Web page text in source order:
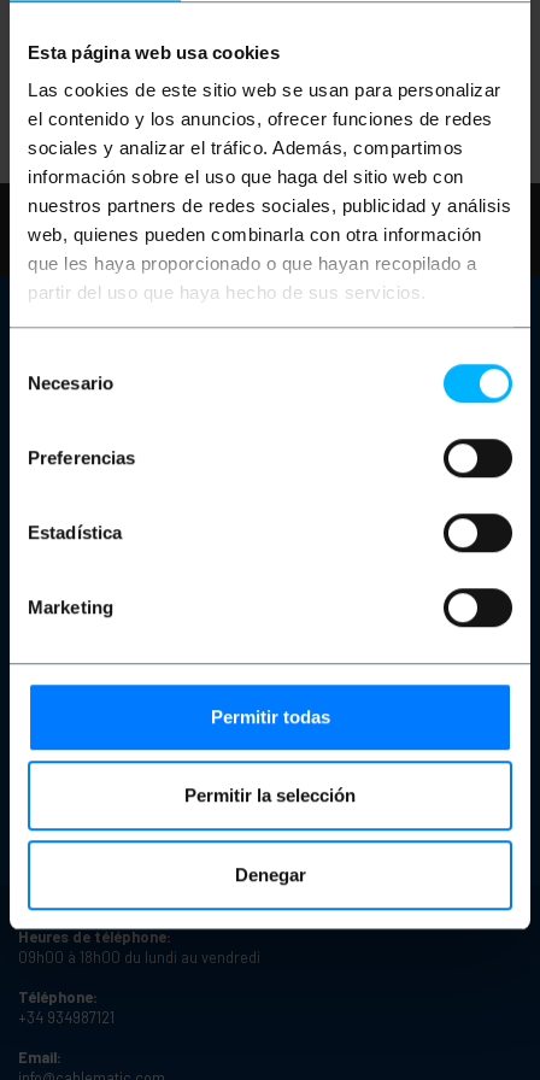
Esta página web usa cookies
Las cookies de este sitio web se usan para personalizar
el contenido y los anuncios, ofrecer funciones de redes
sociales y analizar el tráfico. Además, compartimos
información sobre el uso que haga del sitio web con
nuestros partners de redes sociales, publicidad y análisis
web, quienes pueden combinarla con otra información
que les haya proporcionado o que hayan recopilado a
partir del uso que haya hecho de sus servicios.
Necesario
Preferencias
Estadística
Marketing
Permitir todas
Permitir la selección
Denegar
Réessayez avec d'autres termes.
Besoin d'aide?S'il vous plaît, consultez
notre FAQ et pages d'aide
Notre magasin
Chariots de charge pour ordinateurs portables et tablettes
Rack Dolapları
Copyright et avis juridiques
Achat sécurisé
Produits reconditionnés
Remises sur quantité
Heures de téléphone:
09h00 à 18h00 du lundi au vendredi
Téléphone:
+34 934987121
Email: